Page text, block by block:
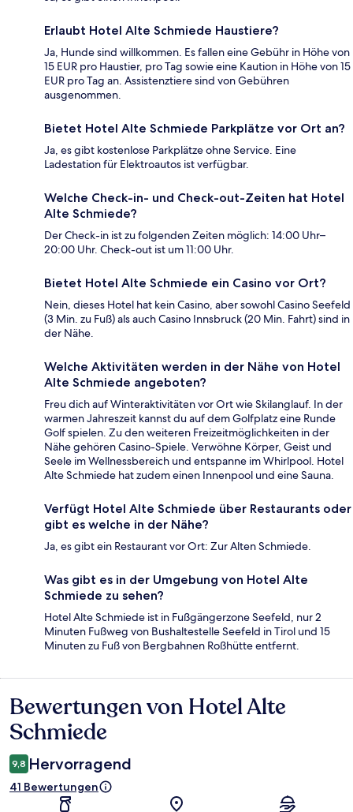
Erlaubt Hotel Alte Schmiede Haustiere?
Ja, Hunde sind willkommen. Es fallen eine Gebühr in Höhe von
15 EUR pro Haustier, pro Tag sowie eine Kaution in Höhe von 15
EUR pro Tag an. Assistenztiere sind von Gebühren
ausgenommen.
Bietet Hotel Alte Schmiede Parkplätze vor Ort an?
Ja, es gibt kostenlose Parkplätze ohne Service. Eine
Ladestation für Elektroautos ist verfügbar.
Welche Check-in- und Check-out-Zeiten hat Hotel
Alte Schmiede?
Der Check-in ist zu folgenden Zeiten möglich: 14:00 Uhr–
20:00 Uhr. Check-out ist um 11:00 Uhr.
Bietet Hotel Alte Schmiede ein Casino vor Ort?
Nein, dieses Hotel hat kein Casino, aber sowohl Casino Seefeld
(3 Min. zu Fuß) als auch Casino Innsbruck (20 Min. Fahrt) sind in
der Nähe.
Welche Aktivitäten werden in der Nähe von Hotel
Alte Schmiede angeboten?
Freu dich auf Winteraktivitäten vor Ort wie Skilanglauf. In der
warmen Jahreszeit kannst du auf dem Golfplatz eine Runde
Golf spielen. Zu den weiteren Freizeitmöglichkeiten in der
Nähe gehören Casino-Spiele. Verwöhne Körper, Geist und
Seele im Wellnessbereich und entspanne im Whirlpool. Hotel
Alte Schmiede hat zudem einen Innenpool und eine Sauna.
Verfügt Hotel Alte Schmiede über Restaurants oder
gibt es welche in der Nähe?
Ja, es gibt ein Restaurant vor Ort: Zur Alten Schmiede.
Was gibt es in der Umgebung von Hotel Alte
Schmiede zu sehen?
Hotel Alte Schmiede ist in Fußgängerzone Seefeld, nur 2
Minuten Fußweg von Bushaltestelle Seefeld in Tirol und 15
Minuten zu Fuß von Bergbahnen Roßhütte entfernt.
Bewertungen
Bewertungen von Hotel Alte
Schmiede
9,8 Hervorragend
41 Bewertungen